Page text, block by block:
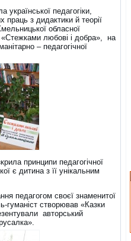
педагогіки,
з дидактики й теорії
обласної
«Стежками любові і добра», на
– педагогічної
принципи педагогічної
є дитина з її унікальним
педагогом своєї знаменитої
гуманіст створював «Казки
авторський